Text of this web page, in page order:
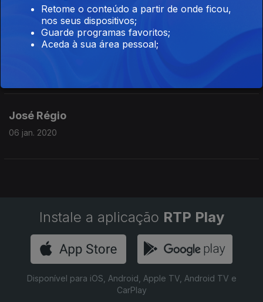
Irene Lisboa
José Régio
06 jan. 2020
Instale a aplicação RTP Play
Disponível para iOS, Android, Apple TV, Android TV e
CarPlay
Retome o conteúdo a partir de onde ficou,
nos seus dispositivos;
Guarde programas favoritos;
Aceda à sua área pessoal;